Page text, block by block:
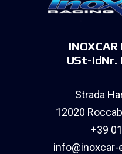
INOXCAR
USt-IdNr.
Strada
12020
+39